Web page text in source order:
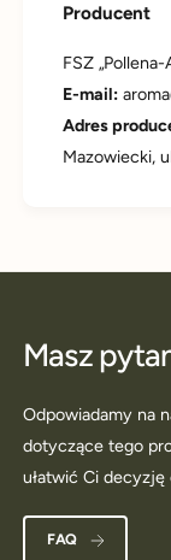
Producent
FSZ
​E-mail:
Adres
Mazowiecki,
Masz
Odpowiadamy na
dotyczące tego
ułatwić Ci decyzję
FAQ